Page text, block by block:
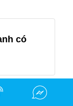
có
trong